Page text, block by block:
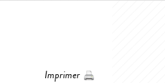
Imprimer